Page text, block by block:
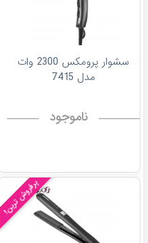
سشوار پرومکس 2300 وات
مدل 7415
ناموجود
پرفروش ترین!